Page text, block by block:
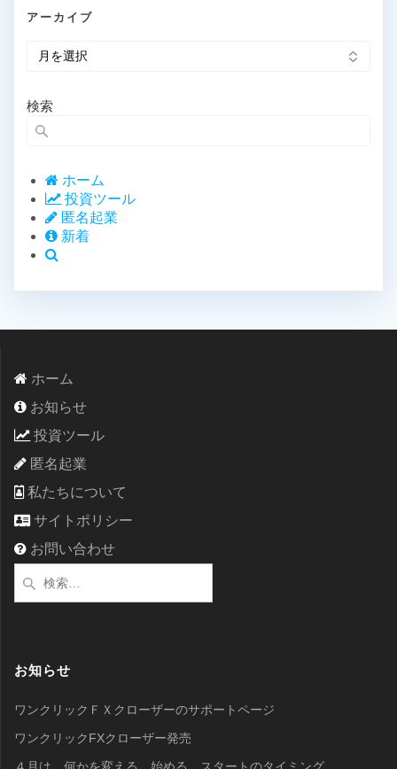
アーカイブ
イ
ブ
検索
ホーム
投資ツール
匿名起業
新着
ホーム
お知らせ
投資ツール
匿名起業
私たちについて
サイトポリシー
お問い合わせ
索:
お知らせ
ワンクリックＦＸクローザーのサポートページ
ワンクリックFXクローザー発売